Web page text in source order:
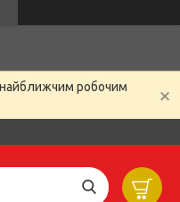
найближчим робочим